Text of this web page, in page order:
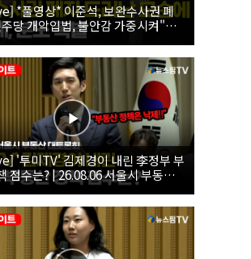
*풀영상* 이준석, 보완수사권 폐
당 개악입법, 불안감 가중시켜"｜
개혁신당 보완수사권 폐지 토론회
'투미TV' 김제경이 내린 李정부 부
점수는? | 26.08.06 서울시 부동산